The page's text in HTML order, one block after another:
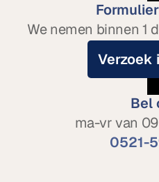
We nemen binnen 1
Verzoek
Bel
ma-vr van
0521-